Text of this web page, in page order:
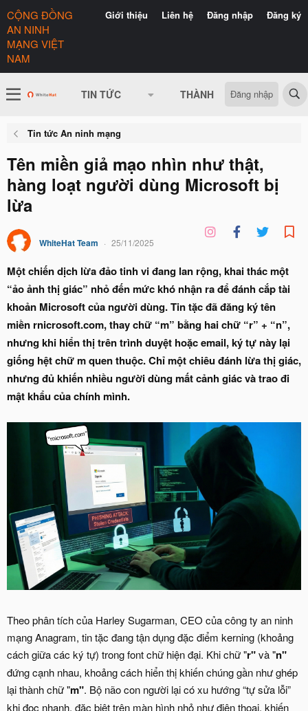
Giới thiệu Liên hệ Đăng nhập Đăng ký
CỘNG ĐỒNG
AN NINH
MẠNG VIỆT
NAM
TIN TỨC THÀNH VIÊN CÓ GÌ
Đăng nhập
Tin tức An ninh mạng
Tên miền giả mạo nhìn như thật,
hàng loạt người dùng Microsoft bị
lừa
WhiteHat Team 25/11/2025
Một chiến dịch lừa đảo tinh vi đang lan rộng, khai thác một
“ảo ảnh thị giác” nhỏ đến mức khó nhận ra để đánh cắp tài
khoản Microsoft của người dùng. Tin tặc đã đăng ký tên
miền rnicrosoft.com, thay chữ “m” bằng hai chữ “r” + “n”,
nhưng khi hiển thị trên trình duyệt hoặc email, ký tự này lại
giống hệt chữ m quen thuộc. Chỉ một chiêu đánh lừa thị giác,
nhưng đủ khiến nhiều người dùng mất cảnh giác và trao đi
mật khẩu của chính mình.
Theo phân tích của Harley Sugarman, CEO của công ty an ninh
mạng Anagram, tin tặc đang tận dụng đặc điểm kerning (khoảng
cách giữa các ký tự) trong font chữ hiện đại. Khi chữ "r"và "n"
đứng cạnh nhau, khoảng cách hiển thị khiến chúng gần như ghép
lại thành chữ "m". Bộ não con người lại có xu hướng “tự sửa lỗi”
khi đọc nhanh, đặc biệt trên màn hình nhỏ như điện thoại, khiến